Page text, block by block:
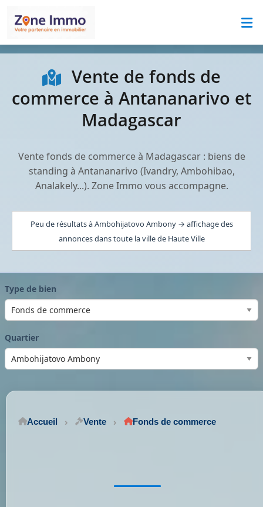
Vente de fonds de
commerce à Antananarivo et
Madagascar
Vente fonds de commerce à Madagascar : biens de
standing à Antananarivo (Ivandry, Ambohibao,
Analakely...). Zone Immo vous accompagne.
Peu de résultats à Ambohijatovo Ambony → affichage des
annonces dans toute la ville de Haute Ville
Type de bien
Quartier
Accueil Vente Fonds de commerce